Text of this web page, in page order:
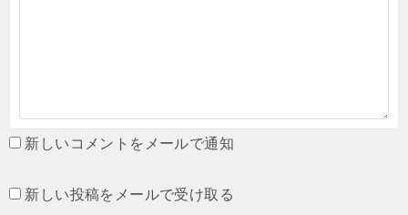
新しいコメントをメールで通知
新しい投稿をメールで受け取る